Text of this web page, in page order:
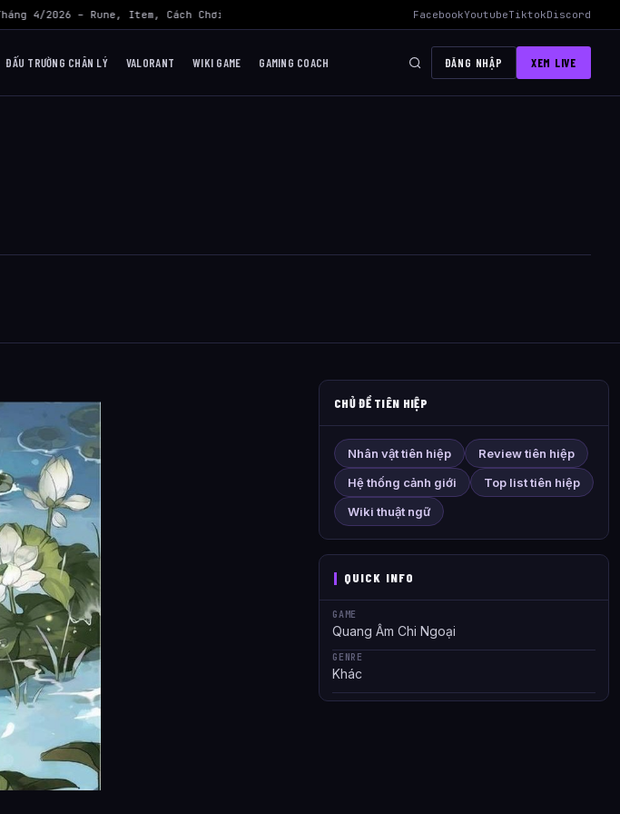
4/2026 – Rune, Item, Cách Chơi Mid Hiệu Quả Nhất AWC 2026 Liên Quân Mobile – Lịch Thi Đấu,
FacebookYoutubeTiktokDiscord
ĐẤU TRƯỜNG CHÂN LÝ VALORANT WIKI GAME GAMING COACH ĐĂNG NHẬP XEM LIVE
CHỦ ĐỀ TIÊN HIỆP
Nhân vật tiên hiệp
Review tiên hiệp
Hệ thống cảnh giới
Top list tiên hiệp
Wiki thuật ngữ
QUICK INFO
GAME
Quang Âm Chi Ngoại
GENRE
Khác